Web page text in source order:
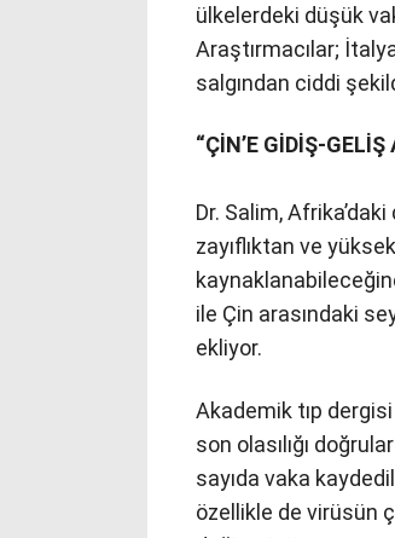
ülkelerdeki düşük
Araştırmacılar;
salgından ciddi
“ÇİN’E GİDİŞ-GELİŞ
Dr. Salim,
zayıflıktan ve
ile Çin arasındaki
ekliyor.
Akademik tıp
son olasılığı
sayıda vaka
özellikle de virüsün